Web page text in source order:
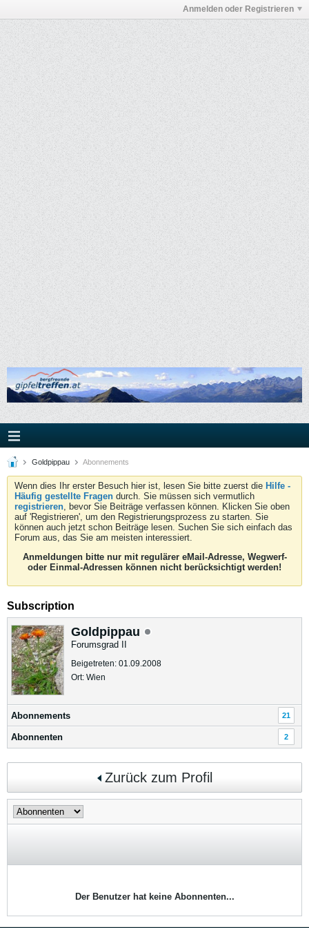
Anmelden oder Registrieren
Goldpippau Abonnements
Wenn dies Ihr erster Besuch hier ist, lesen Sie bitte zuerst die Hilfe -
Häufig gestellte Fragen durch. Sie müssen sich vermutlich
registrieren, bevor Sie Beiträge verfassen können. Klicken Sie oben
auf 'Registrieren', um den Registrierungsprozess zu starten. Sie
können auch jetzt schon Beiträge lesen. Suchen Sie sich einfach das
Forum aus, das Sie am meisten interessiert.
Anmeldungen bitte nur mit regulärer eMail-Adresse, Wegwerf-
oder Einmal-Adressen können nicht berücksichtigt werden!
Subscription
Goldpippau
Forumsgrad II
Beigetreten: 01.09.2008
Ort: Wien
Abonnements 21
Abonnenten 2
Zurück zum Profil
Der Benutzer hat keine Abonnenten...